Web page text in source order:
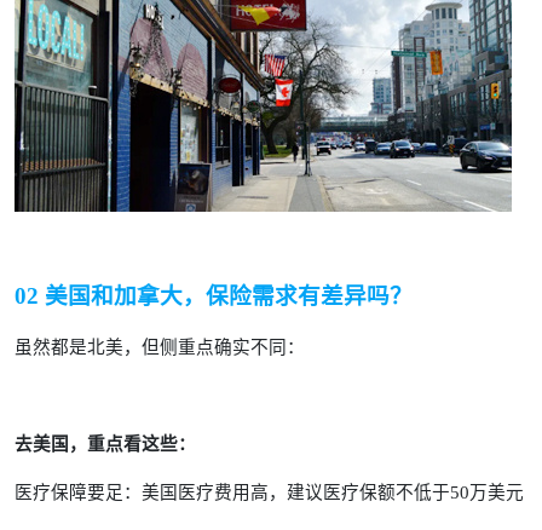
02 美国和加拿大，保险需求有差异吗？
虽然都是北美，但侧重点确实不同：
去美国，重点看这些：
医疗保障要足：美国医疗费用高，建议医疗保额不低于50万美元